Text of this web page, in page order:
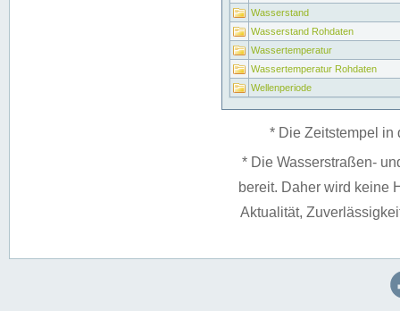
Wasserstand
Wasserstand Rohdaten
Wassertemperatur
Wassertemperatur Rohdaten
Wellenperiode
* Die Zeitstempel in
* Die Wasserstraßen-
bereit. Daher wird keine
Aktualität,